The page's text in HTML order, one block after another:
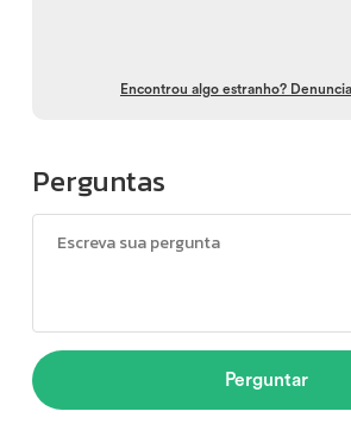
Perguntas
Perguntar
Encontrou algo estranho?